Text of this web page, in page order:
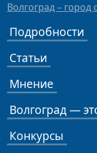
Волгоград –
Подробности
Статьи
Мнение
Волгоград —
Конкурсы